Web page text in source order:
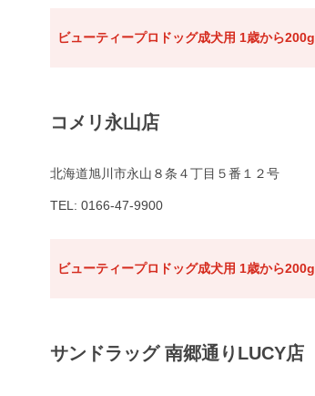
ビューティープロドッグ成犬用 1歳から200g
コメリ永山店
北海道旭川市永山８条４丁目５番１２号
TEL: 0166-47-9900
ビューティープロドッグ成犬用 1歳から200g
サンドラッグ 南郷通りLUCY店